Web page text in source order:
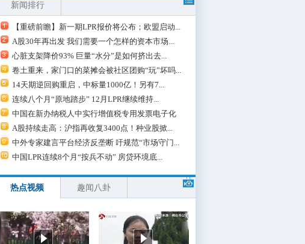
新闻排行
【重磅前瞻】新一期LPR报价将公布；欧盟启动...
A股30年再出发 我们需要一个怎样的资本市场...
心脏支架降价93% 巨量“水分”是如何挤出去...
卷土重来，家门口的菜摊会被社区团购“玩”坏吗...
14天期逆回购重启，中标量1000亿！另有7...
连续八个月“原地踏步” 12月LPR继续维持...
中国在新办纳税人中实行增值税专用发票电子化
A股持续走高：沪指再收复3400点！种业股掀...
中外专家建言平台经济反垄断 吁规范“市场守门...
中国LPR连续8个月“按兵不动” 房贷环境底...
热点视频 趣闻八卦